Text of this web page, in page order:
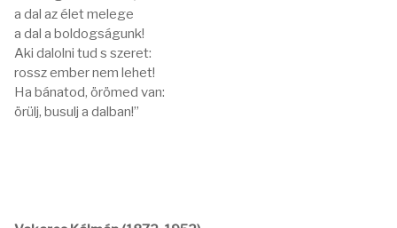
a dal az élet melege
a dal a boldogságunk!
Aki dalolni tud s szeret:
rossz ember nem lehet!
Ha bánatod, örömed van:
örülj, busulj a dalban!”